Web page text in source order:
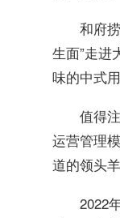
和府
生面”走进
味的中式
值得
运营管理
道的领头
2022